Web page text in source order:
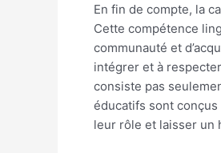
En fin de compte, la
Cette compétence
communauté et
intégrer et à
consiste pas
éducatifs sont
leur rôle et laisser un